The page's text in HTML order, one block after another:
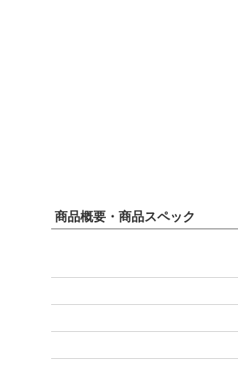
商品概要・商品スペック